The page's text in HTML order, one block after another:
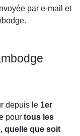
par e-mail et
depuis le 1er
pour tous les
quelle que soit